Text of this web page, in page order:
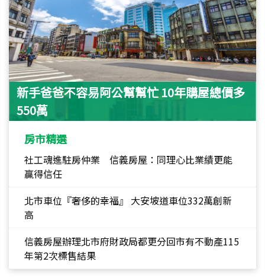
新手爸爸不容易阿公幫幫忙 10年購屋總價多
550萬
房市精選
社工魂進駐房仲業 信義房屋：同理心比業績更能
贏得信任
北市車位『奢侈的幸福』 大安坡道車位332萬創新
高
信義房屋辦理北市府財政局都更分回市有不動產115
年第2次標售結果